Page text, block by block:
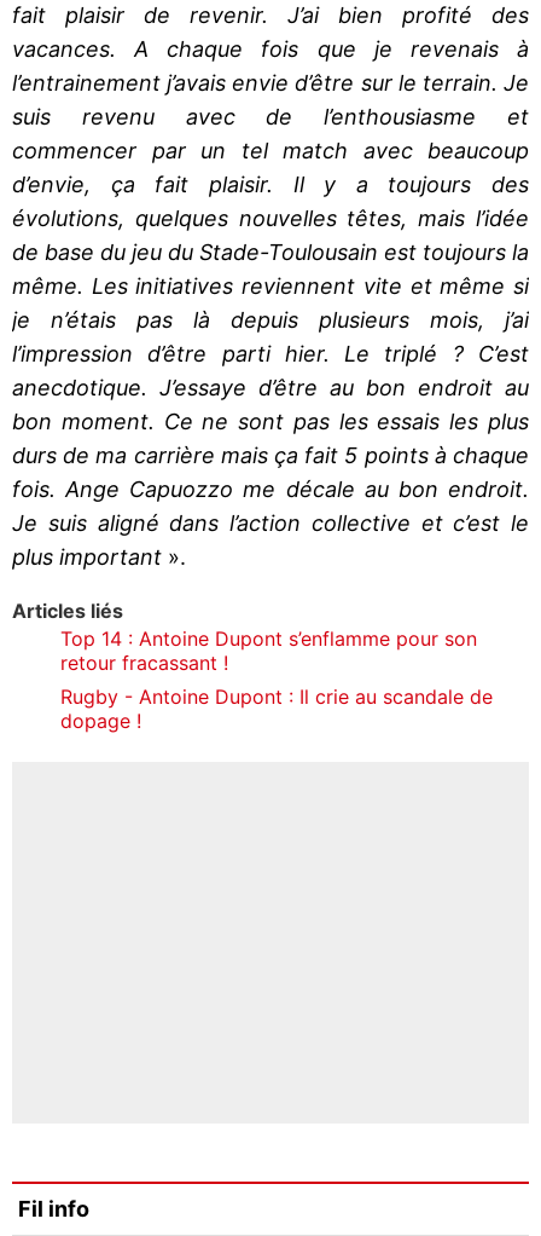
fait plaisir de revenir. J’ai bien profité des
vacances. A chaque fois que je revenais à
l’entrainement j’avais envie d’être sur le terrain. Je
suis revenu avec de l’enthousiasme et
commencer par un tel match avec beaucoup
d’envie, ça fait plaisir. Il y a toujours des
évolutions, quelques nouvelles têtes, mais l’idée
de base du jeu du Stade-Toulousain est toujours la
même. Les initiatives reviennent vite et même si
je n’étais pas là depuis plusieurs mois, j’ai
l’impression d’être parti hier. Le triplé ? C’est
anecdotique. J’essaye d’être au bon endroit au
bon moment. Ce ne sont pas les essais les plus
durs de ma carrière mais ça fait 5 points à chaque
fois. Ange Capuozzo me décale au bon endroit.
Je suis aligné dans l’action collective et c’est le
plus important ».
Articles liés
Top 14 : Antoine Dupont s’enflamme pour son
retour fracassant !
Rugby - Antoine Dupont : Il crie au scandale de
dopage !
Fil info